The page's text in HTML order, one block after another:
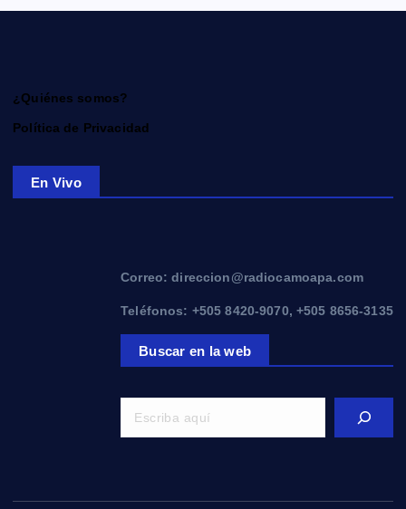
¿Quiénes somos?
Política de Privacidad
En Vivo
Correo: direccion@radiocamoapa.com
Teléfonos: +505 8420-9070, +505 8656-3135
Buscar en la web